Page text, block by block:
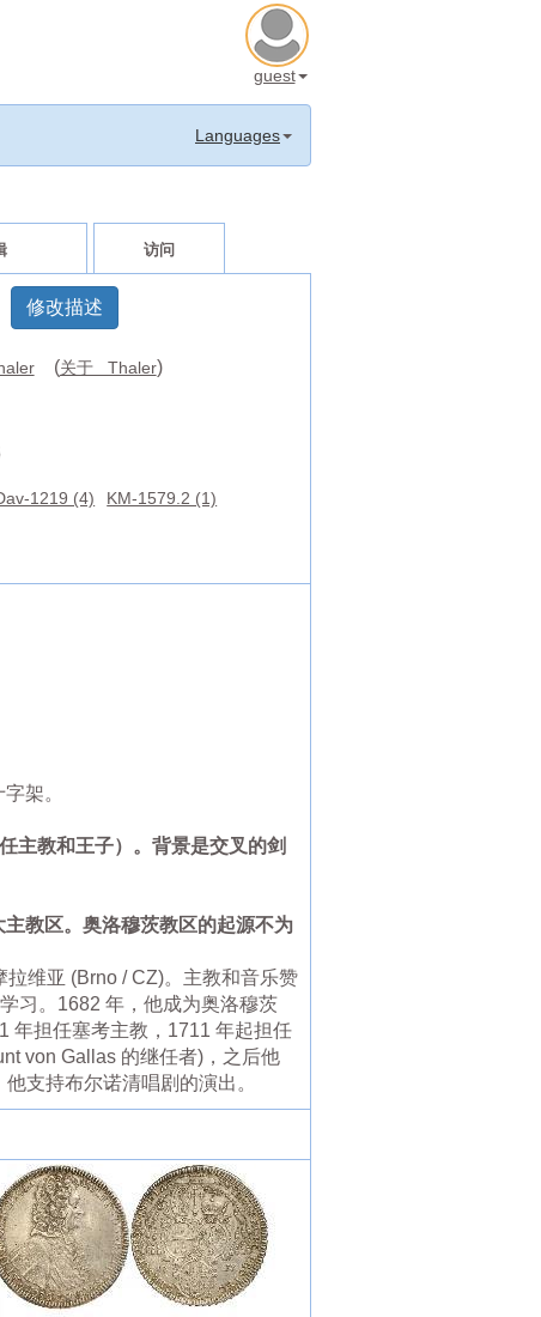
guest
Languages
访问
修改描述
(关于 Thaler)
1219 (4) KM-1579.2 (1)
架。
主教和王子）。背景是交叉的剑
教区。奥洛穆茨教区的起源不为
维亚 (Brno / CZ)。主教和音乐赞
习。1682 年，他成为奥洛穆茨
年担任塞考主教，1711 年起担任
von Gallas 的继任者)，之后他
支持布尔诺清唱剧的演出。